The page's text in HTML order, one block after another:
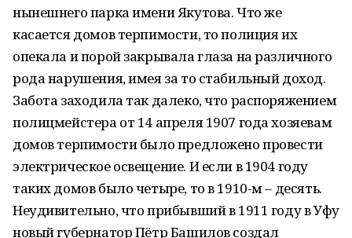
нынешнего парка имени Якутова. Что же
касается домов терпимости, то полиция их
опекала и порой закрывала глаза на различного
рода нарушения, имея за то стабильный доход.
Забота заходила так далеко, что распоряжением
полицмейстера от 14 апреля 1907 года хозяевам
домов терпимости было предложено провести
электрическое освещение. И если в 1904 году
таких домов было четыре, то в 1910-м – десять.
Неудивительно, что прибывший в 1911 году в Уфу
новый губернатор Пётр Башилов создал